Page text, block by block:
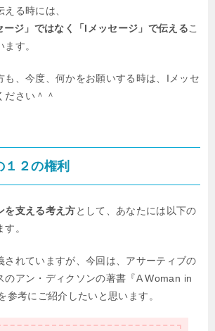
る時には、
ージ」ではなく「Iメッセージ」で伝えるこ
す。
も、今度、何かをお願いする時は、Iメッセ
ださい＾＾
１２の権利
を支える考え方として、あなたには以下の
。
されていますが、今回は、アサーティブの
のアン・ディクソンの著書『A Woman in
参考にご紹介したいと思います。